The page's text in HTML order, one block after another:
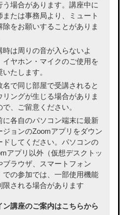
う場合があります。講座中に
または事務局より、ミュート
除をお願いすることがありま
時は周りの音が入らないよ
イヤホン・マイクのご使用を
いたします。
名で同じ部屋で受講されると
リングが生じる場合がありま
で、ご留意ください。
に各自のパソコン端末に最新
ジョンのZoomアプリをダウン
ドしてください。パソコンの
アプリ以外（仮想デスクトッ
ブラウザ、スマートフォン
での参加では、一部使用機能
限される場合があります
ン講座のご案内はこちらから